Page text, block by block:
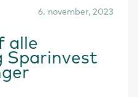
6. november, 2023
alle
Sparinvest